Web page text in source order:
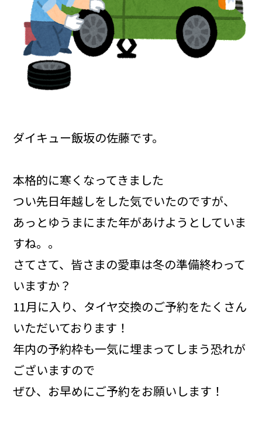
ダイキュー飯坂の佐藤です。
本格的に寒くなってきました
つい先日年越しをした気でいたのですが、
あっとゆうまにまた年があけようとしていま
すね。。
さてさて、皆さまの愛車は冬の準備終わって
いますか？
11月に入り、タイヤ交換のご予約をたくさん
いただいております！
年内の予約枠も一気に埋まってしまう恐れが
ございますので
ぜひ、お早めにご予約をお願いします！